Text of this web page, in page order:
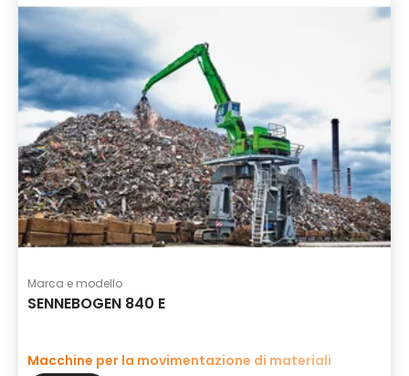
Marca e modello
SENNEBOGEN 840 E
Macchine per la movimentazione di materiali